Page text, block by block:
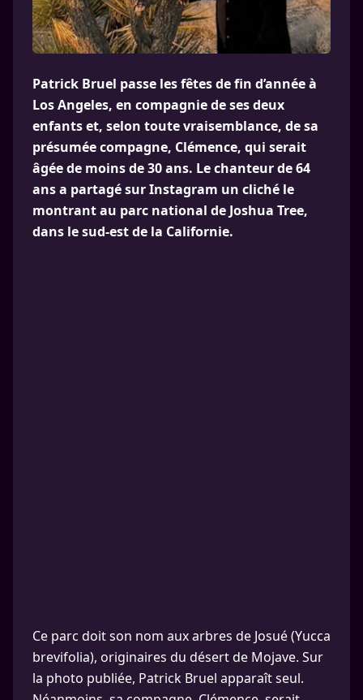
Patrick Bruel passe les fêtes de fin d’année à
Los Angeles, en compagnie de ses deux
enfants et, selon toute vraisemblance, de sa
présumée compagne, Clémence, qui serait
âgée de moins de 30 ans. Le chanteur de 64
ans a partagé sur Instagram un cliché le
montrant au parc national de Joshua Tree,
dans le sud-est de la Californie.
Ce parc doit son nom aux arbres de Josué (Yucca
brevifolia), originaires du désert de Mojave. Sur
la photo publiée, Patrick Bruel apparaît seul.